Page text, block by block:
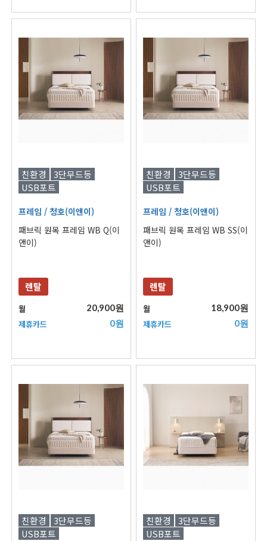
친환경
3단무드등
USB포트
프레임 / 청호(이앤이)
패브릭 원목 프레임 WB Q(이
앤이)
렌탈
월 20,900원
제휴카드 0원
친환경
3단무드등
USB포트
프레임 / 청호(이앤이)
패브릭 원목 프레임 WB SS(이
앤이)
렌탈
월 18,900원
제휴카드 0원
친환경
3단무드등
USB포트
친환경
3단무드등
USB포트